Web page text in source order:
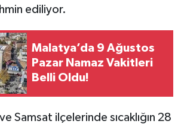
ediliyor.
Malatya’da 9 Ağustos
Pazar Namaz Vakitleri
Belli Oldu!
Samsat ilçelerinde sıcaklığın 28